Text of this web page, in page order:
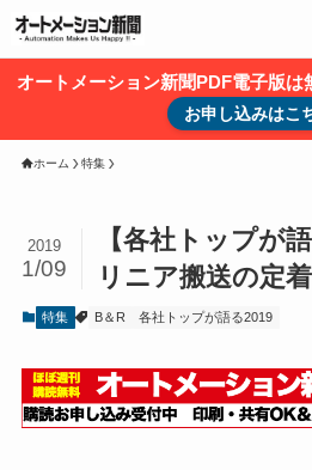
オートメーション新聞PDF電子版は
お申し込みはこ
ホーム 特集
【各社トップが
リニア搬送の定
2019
1/09
特集 B＆R 各社トップが語る2019